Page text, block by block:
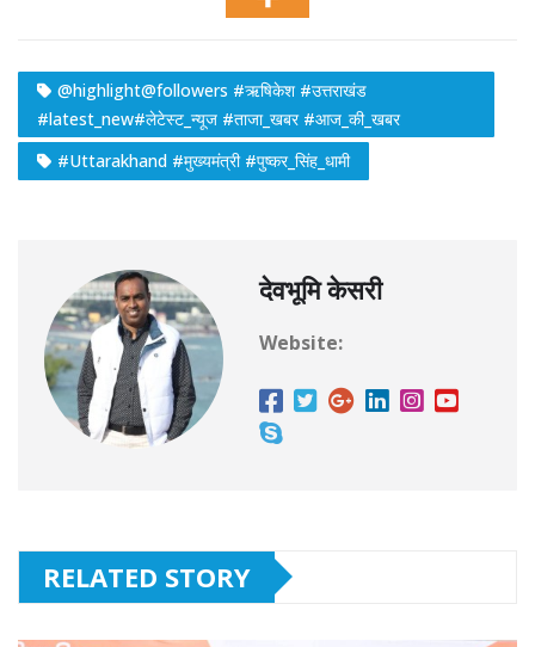
@highlight@followers #ऋषिकेश #उत्तराखंड
#latest_new#लेटेस्ट_न्यूज #ताजा_खबर #आज_की_खबर
#Uttarakhand #मुख्यमंत्री #पुष्कर_सिंह_धामी
देवभूमि केसरी
Website:
RELATED STORY